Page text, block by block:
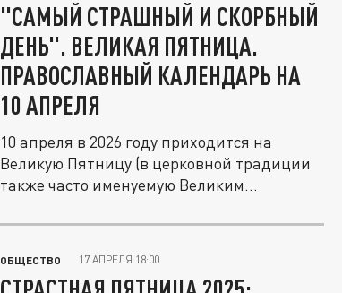
"САМЫЙ СТРАШНЫЙ И СКОРБНЫЙ
ДЕНЬ". ВЕЛИКАЯ ПЯТНИЦА.
ПРАВОСЛАВНЫЙ КАЛЕНДАРЬ НА
10 АПРЕЛЯ
10 апреля в 2026 году приходится на
Великую Пятницу (в церковной традиции
также часто именуемую Великим...
ОБЩЕСТВО 17 АПРЕЛЯ 18:00